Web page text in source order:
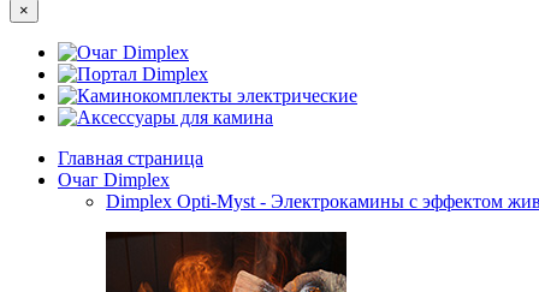
×
Очаг Dimplex
Портал Dimplex
Каминокомплекты электрические
Аксессуары для камина
Главная страница
Очаг Dimplex
Dimplex Opti-Myst - Электрокамины с эффектом